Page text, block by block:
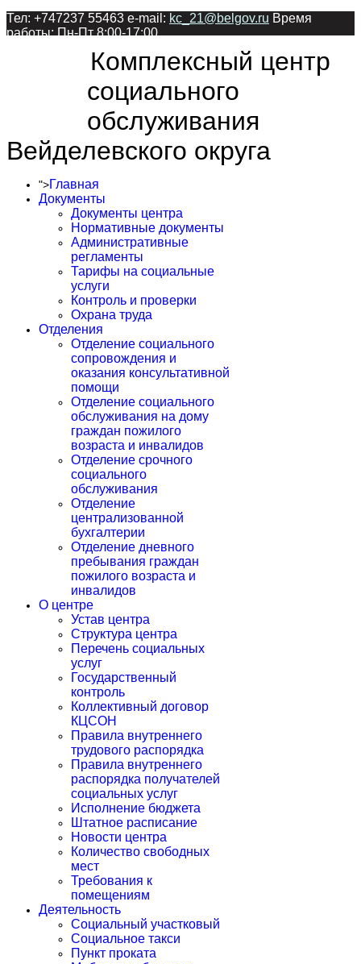
Тел: +747237 55463 e-mail: kc_21@belgov.ru Время
работы: Пн-Пт 8:00-17:00
Комплексный центр
социального
обслуживания
Вейделевского округа
">Главная
Документы
Документы центра
Нормативные документы
Административные
регламенты
Тарифы на социальные
услуги
Контроль и проверки
Охрана труда
Отделения
Отделение социального
сопровождения и
оказания консультативной
помощи
Отделение социального
обслуживания на дому
граждан пожилого
возраста и инвалидов
Отделение срочного
социального
обслуживания
Отделение
централизованной
бухгалтерии
Отделение дневного
пребывания граждан
пожилого возраста и
инвалидов
О центре
Устав центра
Структура центра
Перечень социальных
услуг
Государственный
контроль
Коллективный договор
КЦСОН
Правила внутреннего
трудового распорядка
Правила внутреннего
распорядка получателей
социальных услуг
Исполнение бюджета
Штатное расписание
Новости центра
Количество свободных
мест
Требования к
помещениям
Деятельность
Социальный участковый
Социальное такси
Пункт проката